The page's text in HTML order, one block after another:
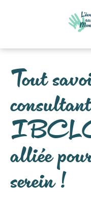
Tout
IBCLC
alliée
serein !